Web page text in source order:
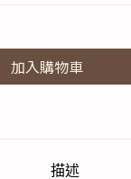
加入購物車
描述